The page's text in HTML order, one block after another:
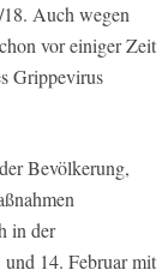
Auch wegen
vor einiger Zeit
Grippevirus
Bevölkerung,
in der
14. Februar mit